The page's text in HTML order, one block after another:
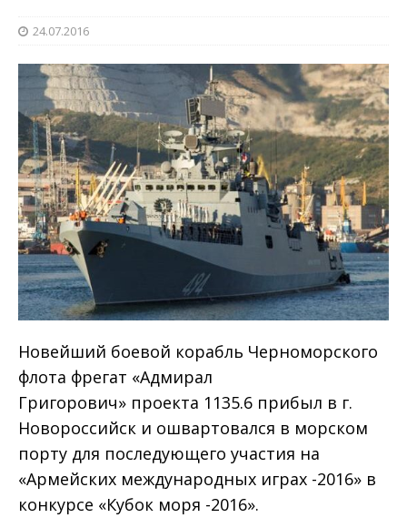
24.07.2016
Новейший боевой корабль Черноморского
флота фрегат «Адмирал
Григорович» проекта 1135.6 прибыл в г.
Новороссийск и ошвартовался в морском
порту для последующего участия на
«Армейских международных играх -2016» в
конкурсе «Кубок моря -2016».